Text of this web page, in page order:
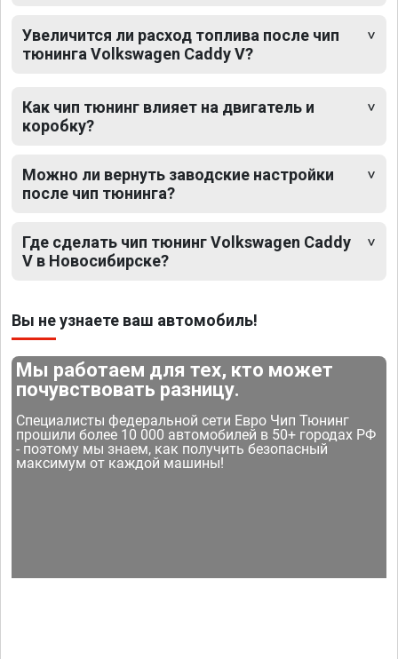
Увеличится ли расход топлива после чип
тюнинга Volkswagen Caddy V?
Как чип тюнинг влияет на двигатель и
коробку?
Можно ли вернуть заводские настройки
после чип тюнинга?
Где сделать чип тюнинг Volkswagen Caddy
V в Новосибирске?
Вы не узнаете ваш автомобиль!
Мы работаем для тех, кто может
почувствовать разницу.
Специалисты федеральной сети Евро Чип Тюнинг
прошили более 10 000 автомобилей в 50+ городах РФ
- поэтому мы знаем, как получить безопасный
максимум от каждой машины!